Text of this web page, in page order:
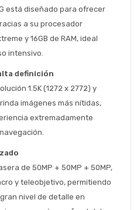
está diseñado para ofrecer
a su procesador
y 16GB de RAM, ideal
intensivo.
definición
1.5K (1272 x 2772) y
imágenes más nítidas,
extremadamente
de 50MP + 50MP + 50MP,
y teleobjetivo, permitiendo
nivel de detalle en
y Pagá
en 12
crediticia